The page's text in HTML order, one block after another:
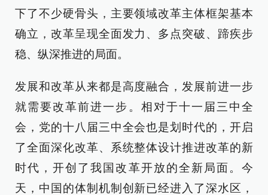
下了不少硬骨头，主要领域改革主体框架基本
确立，改革呈现全面发力、多点突破、蹄疾步
稳、纵深推进的局面。
发展和改革从来都是高度融合，发展前进一步
就需要改革前进一步。相对于十一届三中全
会，党的十八届三中全会也是划时代的，开启
了全面深化改革、系统整体设计推进改革的新
时代，开创了我国改革开放的全新局面。今
天，中国的体制机制创新已经进入了深水区，